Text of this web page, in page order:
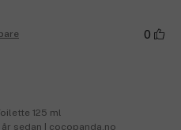
0
125 ml
sedan | cocopanda.no